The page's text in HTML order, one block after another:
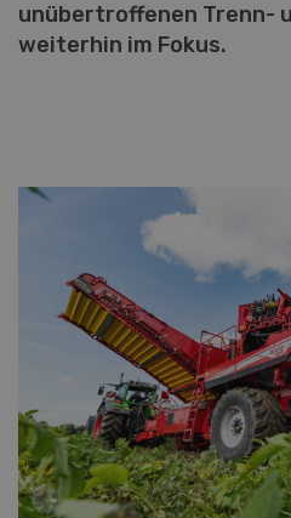
unübertroffenen Trenn-
weiterhin im Fokus.